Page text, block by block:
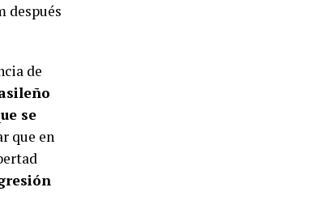
después
de
se
que en